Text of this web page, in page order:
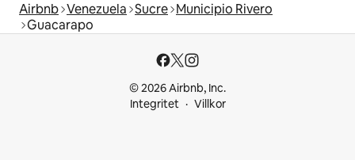
Airbnb Venezuela Sucre Municipio Rivero
Guacarapo
© 2026 Airbnb, Inc.
Integritet
Villkor